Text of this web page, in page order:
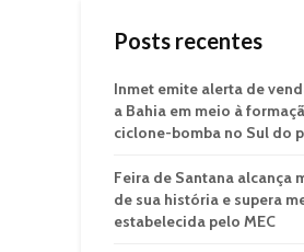
Posts recentes
Inmet emite alerta de
a Bahia em meio à
ciclone-bomba no Sul do
Feira de Santana alcança
de sua história e supera
estabelecida pelo MEC